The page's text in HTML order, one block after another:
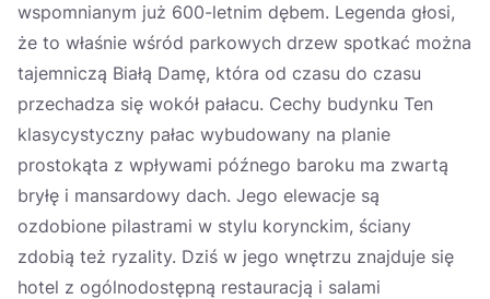
wspomnianym już 600-letnim dębem. Legenda głosi,
że to właśnie wśród parkowych drzew spotkać można
tajemniczą Białą Damę, która od czasu do czasu
przechadza się wokół pałacu. Cechy budynku Ten
klasycystyczny pałac wybudowany na planie
prostokąta z wpływami późnego baroku ma zwartą
bryłę i mansardowy dach. Jego elewacje są
ozdobione pilastrami w stylu korynckim, ściany
zdobią też ryzality. Dziś w jego wnętrzu znajduje się
hotel z ogólnodostępną restauracją i salami